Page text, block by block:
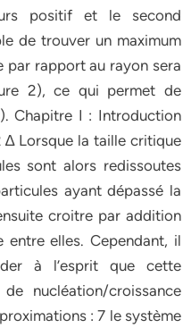
positif et le second
de trouver un maximum
par rapport au rayon sera
2), ce qui permet de
Chapitre I : Introduction
Lorsque la taille critique
sont alors redissoutes
ayant dépassé la
croitre par addition
entre elles. Cependant, il
à l’esprit que cette
nucléation/croissance
: 7 le système